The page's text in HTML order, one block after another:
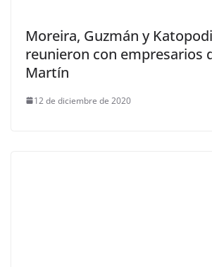
Moreira, Guzmán y
reunieron con empresarios
Martín
12 de diciembre de 2020